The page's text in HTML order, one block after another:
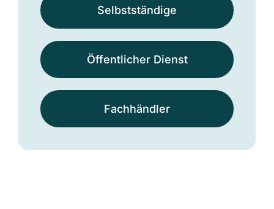
Selbst­ständige
Öffentlicher Dienst
Fach­händler